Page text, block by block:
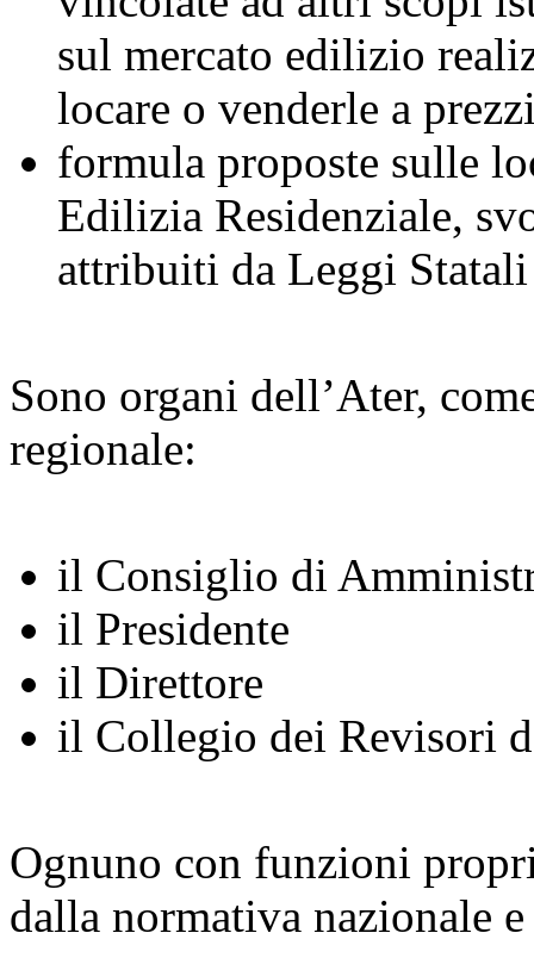
sul mercato edilizio
locare o venderle a
formula proposte sulle
Edilizia Residenziale,
attribuiti da Leggi
Sono organi dell’Ater,
regionale:
il Consiglio di
il Presidente
il Direttore
il Collegio dei Revisori
Ognuno con funzioni
dalla normativa nazionale